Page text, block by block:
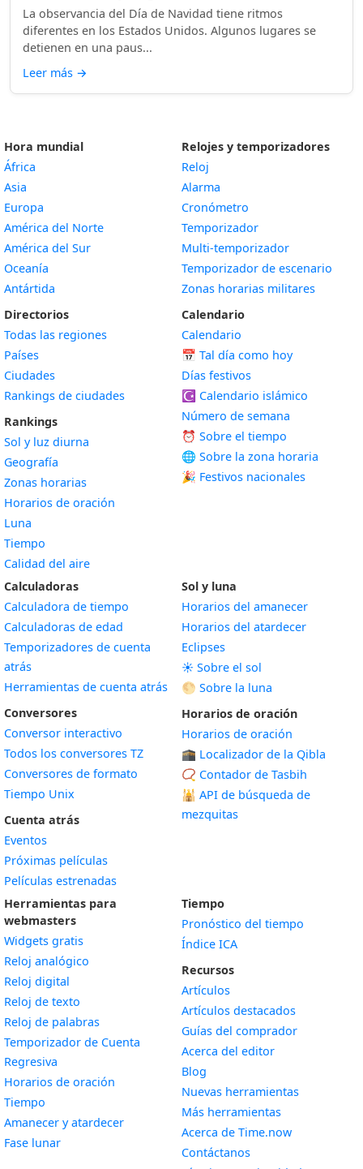
La observancia del Día de Navidad tiene ritmos
diferentes en los Estados Unidos. Algunos lugares se
detienen en una paus...
Leer más →
Hora mundial
África
Asia
Europa
América del Norte
América del Sur
Oceanía
Antártida
Directorios
Todas las regiones
Países
Ciudades
Rankings de ciudades
Rankings
Sol y luz diurna
Geografía
Zonas horarias
Horarios de oración
Luna
Tiempo
Calidad del aire
Relojes y temporizadores
Reloj
Alarma
Cronómetro
Temporizador
Multi-temporizador
Temporizador de escenario
Zonas horarias militares
Calendario
Calendario
📅 Tal día como hoy
Días festivos
☪️ Calendario islámico
Número de semana
⏰ Sobre el tiempo
🌐 Sobre la zona horaria
🎉 Festivos nacionales
Calculadoras
Calculadora de tiempo
Calculadoras de edad
Temporizadores de cuenta
atrás
Herramientas de cuenta atrás
Conversores
Conversor interactivo
Todos los conversores TZ
Conversores de formato
Tiempo Unix
Cuenta atrás
Eventos
Próximas películas
Películas estrenadas
Sol y luna
Horarios del amanecer
Horarios del atardecer
Eclipses
☀️ Sobre el sol
🌕 Sobre la luna
Horarios de oración
Horarios de oración
🕋 Localizador de la Qibla
📿 Contador de Tasbih
🕌 API de búsqueda de
mezquitas
Herramientas para
webmasters
Widgets gratis
Reloj analógico
Reloj digital
Reloj de texto
Reloj de palabras
Temporizador de Cuenta
Regresiva
Horarios de oración
Tiempo
Amanecer y atardecerWidget
Fase lunarWidget
Tiempo
Pronóstico del tiempo
Índice ICA
Recursos
Artículos
Artículos destacados
Guías del comprador
Acerca del editor
Blog
Nuevas herramientas
Más herramientas
Acerca de Time.now
Contáctanos